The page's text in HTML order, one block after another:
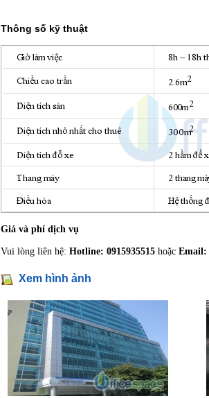
Thông số kỹ thuật
Giá và phí dịch vụ
Vui lòng liên hệ: Hotline: 0915935515 hoặc Email:
Xem hình ảnh